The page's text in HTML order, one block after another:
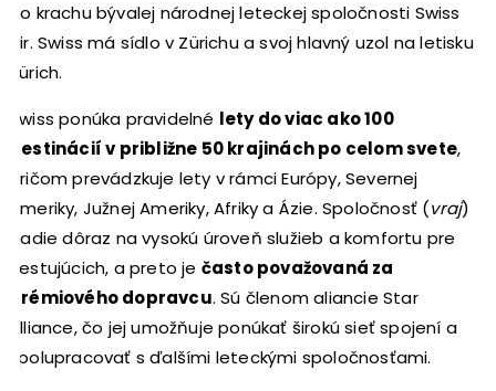
po krachu bývalej národnej leteckej spoločnosti Swiss
Air. Swiss má sídlo v Zürichu a svoj hlavný uzol na letisku
Zürich.
Swiss ponúka pravidelné lety do viac ako 100
destinácií v približne 50 krajinách po celom svete,
pričom prevádzkuje lety v rámci Európy, Severnej
Ameriky, Južnej Ameriky, Afriky a Ázie. Spoločnosť (vraj)
kladie dôraz na vysokú úroveň služieb a komfortu pre
cestujúcich, a preto je často považovaná za
prémiového dopravcu. Sú členom aliancie Star
Alliance, čo jej umožňuje ponúkať širokú sieť spojení a
spolupracovať s ďalšími leteckými spoločnosťami.